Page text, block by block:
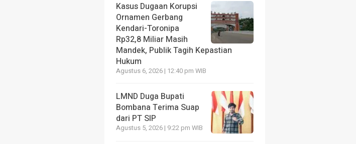
Kasus Dugaan Korupsi
Ornamen Gerbang
Kendari-Toronipa
Rp32,8 Miliar Masih
Mandek, Publik Tagih Kepastian
Hukum
Agustus 6, 2026 | 12:40 pm WIB
LMND Duga Bupati
Bombana Terima Suap
dari PT SIP
Agustus 5, 2026 | 9:22 pm WIB